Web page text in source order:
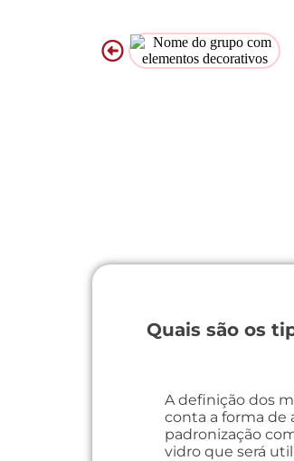
Quais são os
A definição dos
conta a forma de
padronização
vidro que será